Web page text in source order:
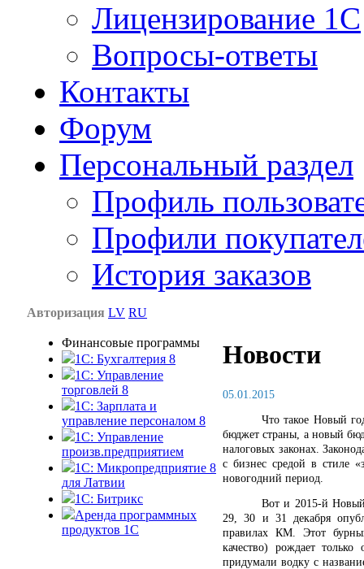
Лицензирование 1С
Вопросы-ответы
Контакты
Форум
Персональный раздел
Профиль
Профили
История заказов
Авторизация LV RU
Финансовые программы
1С: Бухгалтерия 8
1C: Управление
торговлей 8
1C: Зарплата и
управление персоналом 8
1C: Управление
произв.предприятием
1С: Микропредприятие 8
для Латвии
1C: Битрикс
Аренда программных
продуктов 1С
Новости
05.01.2015
Что такое Новый
бюджет страны, а новый
налоговых законах.
с бизнес средой в стиле
новогодний период.
Вот и 2015-й
29, 30 и 31 декабря
правилах КМ. Этот
качество) рождает
придумали водку с